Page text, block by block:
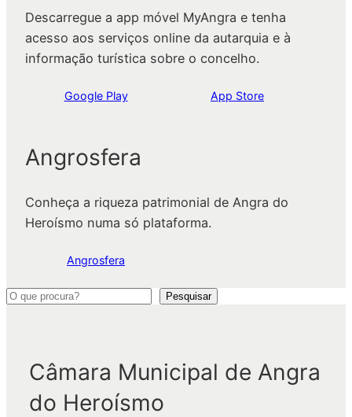
Descarregue a app móvel MyAngra e tenha
acesso aos serviços online da autarquia e à
informação turística sobre o concelho.
Google Play App Store
Angrosfera
Conheça a riqueza patrimonial de Angra do
Heroísmo numa só plataforma.
Angrosfera
P
Pesquisar
Câmara Municipal de Angra
do Heroísmo